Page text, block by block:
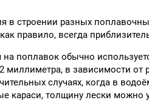
в строении разных
правило, всегда
поплавок обычно
миллиметра, в зависимости от
случаях, когда в
караси, толщину лески можно